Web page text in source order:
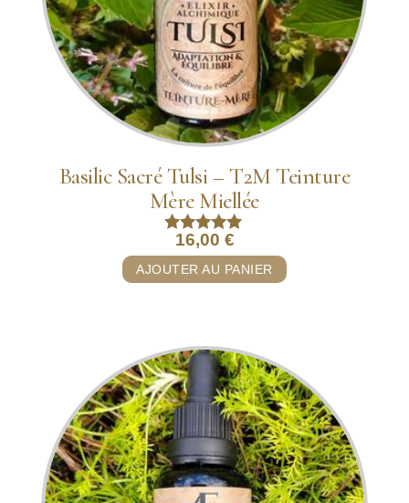
Basilic Sacré Tulsi – T2M Teinture
Mère Miellée
Note
5.00
sur 5
16,00 €
AJOUTER AU PANIER